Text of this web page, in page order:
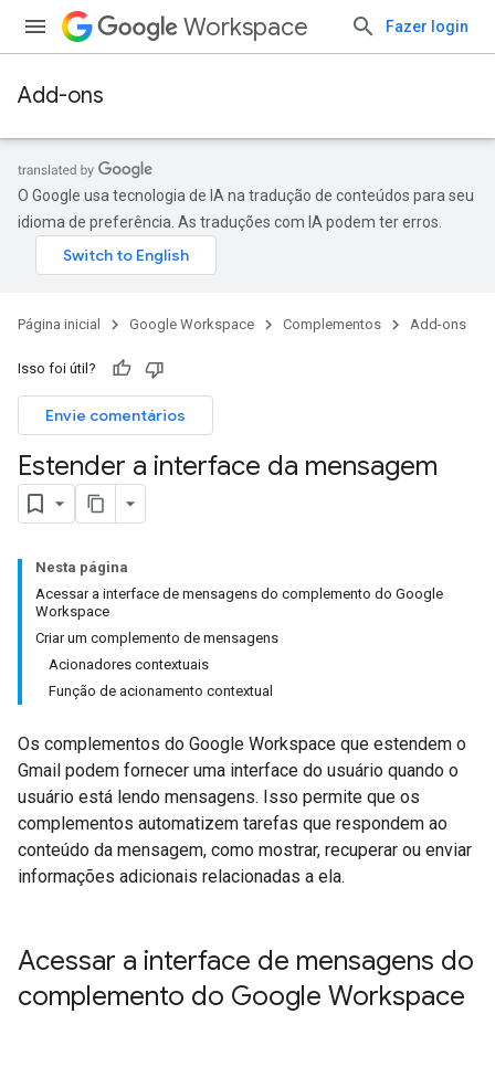
Workspace Fazer login
Add-ons
O Google usa tecnologia de IA na tradução de conteúdos para seu
idioma de preferência. As traduções com IA podem ter erros.
Página inicial Google Workspace Complementos Add-ons
Isso foi útil?
Envie comentários
Estender a interface da mensagem
Nesta página
Acessar a interface de mensagens do complemento do Google
Workspace
Criar um complemento de mensagens
Acionadores contextuais
Função de acionamento contextual
Os complementos do Google Workspace que estendem o
Gmail podem fornecer uma interface do usuário quando o
usuário está lendo mensagens. Isso permite que os
complementos automatizem tarefas que respondem ao
conteúdo da mensagem, como mostrar, recuperar ou enviar
informações adicionais relacionadas a ela.
Acessar a interface de mensagens do
complemento do Google Workspace